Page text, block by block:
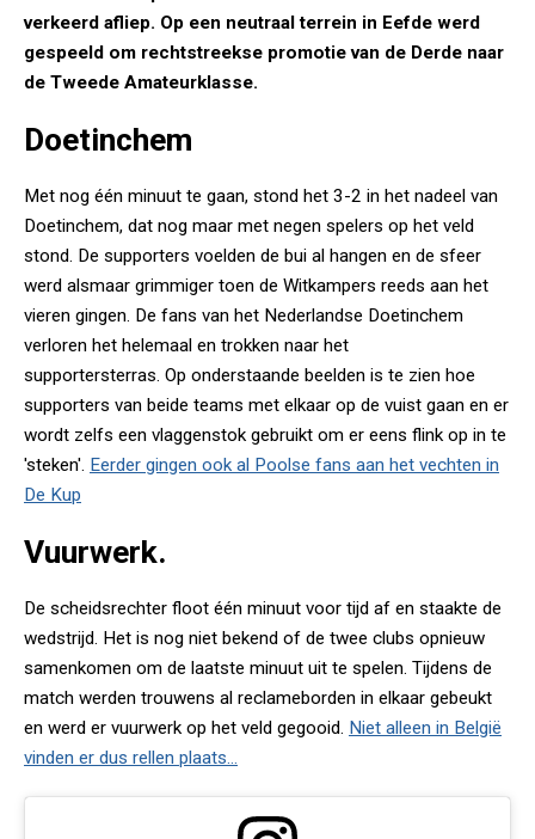
verkeerd afliep. Op een neutraal terrein in Eefde werd
gespeeld om rechtstreekse promotie van de Derde naar
de Tweede Amateurklasse.
Doetinchem
Met nog één minuut te gaan, stond het 3-2 in het nadeel van
Doetinchem, dat nog maar met negen spelers op het veld
stond. De supporters voelden de bui al hangen en de sfeer
werd alsmaar grimmiger toen de Witkampers reeds aan het
vieren gingen. De fans van het Nederlandse Doetinchem
verloren het helemaal en trokken naar het
supportersterras. Op onderstaande beelden is te zien hoe
supporters van beide teams met elkaar op de vuist gaan en er
wordt zelfs een vlaggenstok gebruikt om er eens flink op in te
'steken'. Eerder gingen ook al Poolse fans aan het vechten in
De Kup
Vuurwerk.
De scheidsrechter floot één minuut voor tijd af en staakte de
wedstrijd. Het is nog niet bekend of de twee clubs opnieuw
samenkomen om de laatste minuut uit te spelen. Tijdens de
match werden trouwens al reclameborden in elkaar gebeukt
en werd er vuurwerk op het veld gegooid. Niet alleen in België
vinden er dus rellen plaats...